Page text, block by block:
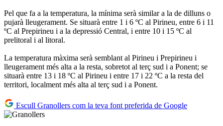
Pel que fa a la temperatura, la mínima serà similar a la de dilluns o
pujarà lleugerament. Se situarà entre 1 i 6 ºC al Pirineu, entre 6 i 11
ºC al Prepirineu i a la depressió Central, i entre 10 i 15 ºC al
prelitoral i al litoral.
La temperatura màxima serà semblant al Pirineu i Prepirineu i
lleugerament més alta a la resta, sobretot al terç sud i a Ponent; se
situarà entre 13 i 18 ºC al Pirineu i entre 17 i 22 ºC a la resta del
territori, localment més alta al terç sud i a Ponent.
Escull Granollers com la teva font preferida de Google